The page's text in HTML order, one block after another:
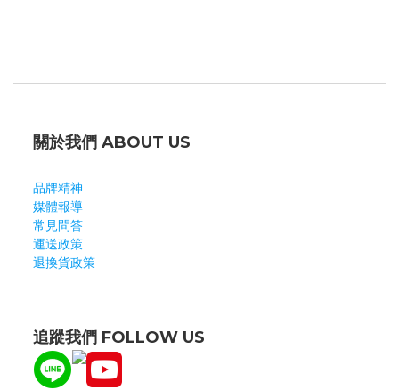
關於我們 ABOUT US
品牌精神
媒體報導
常見問答
運送政策
退換貨政策
追蹤我們 FOLLOW US